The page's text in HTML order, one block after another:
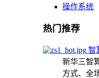
操作系统
热门推荐
智
新华三智
方式、全